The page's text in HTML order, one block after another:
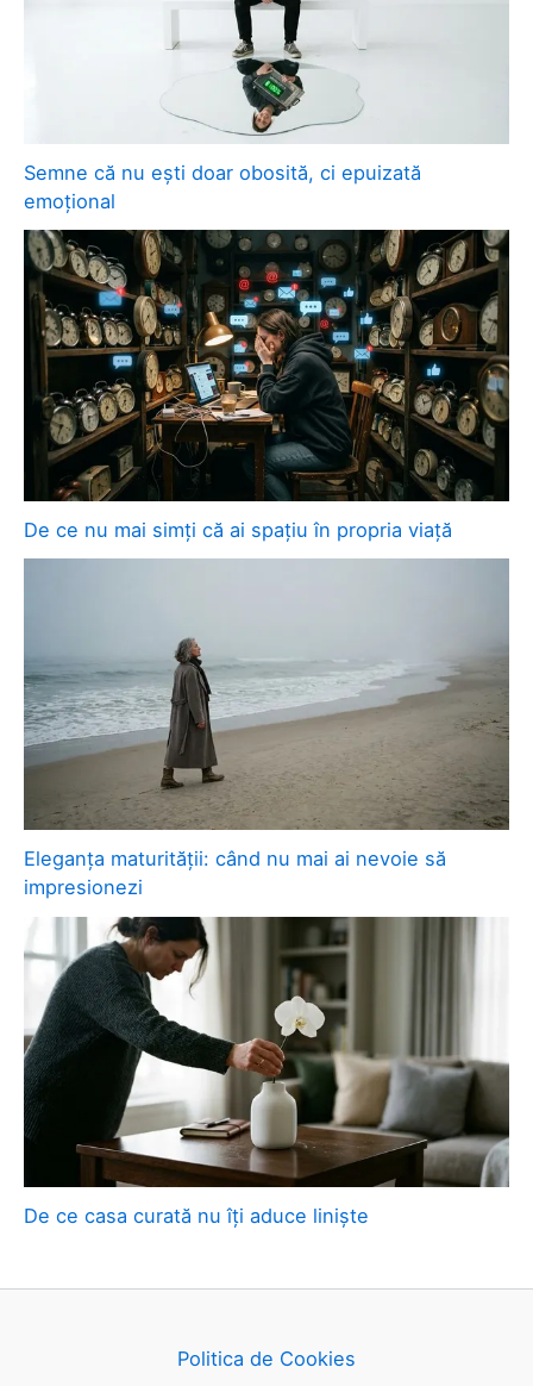
Semne că nu ești doar obosită, ci epuizată
emoțional
De ce nu mai simți că ai spațiu în propria viață
Eleganța maturității: când nu mai ai nevoie să
impresionezi
De ce casa curată nu îți aduce liniște
Politica de Cookies